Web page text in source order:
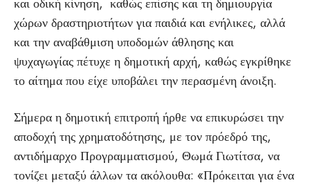
χώρων δραστηριοτήτων για παιδιά και ενήλικες, αλλά
και την αναβάθμιση υποδομών άθλησης και
ψυχαγωγίας πέτυχε η δημοτική αρχή, καθώς εγκρίθηκε
το αίτημα που είχε υποβάλει την περασμένη άνοιξη.
Σήμερα η δημοτική επιτροπή ήρθε να επικυρώσει την
αποδοχή της χρηματοδότησης, με τον πρόεδρό της,
αντιδήμαρχο Προγραμματισμού, Θωμά Γιωτίτσα, να
τονίζει μεταξύ άλλων τα ακόλουθα: «Πρόκειται για ένα